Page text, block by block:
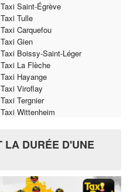
Taxi Saint-Égrève
Taxi Tulle
Taxi Carquefou
Taxi Gien
Taxi Boissy-Saint-Léger
Taxi La Flèche
Taxi Hayange
Taxi Viroflay
Taxi Tergnier
Taxi Wittenheim
LA DURÉE D'UNE